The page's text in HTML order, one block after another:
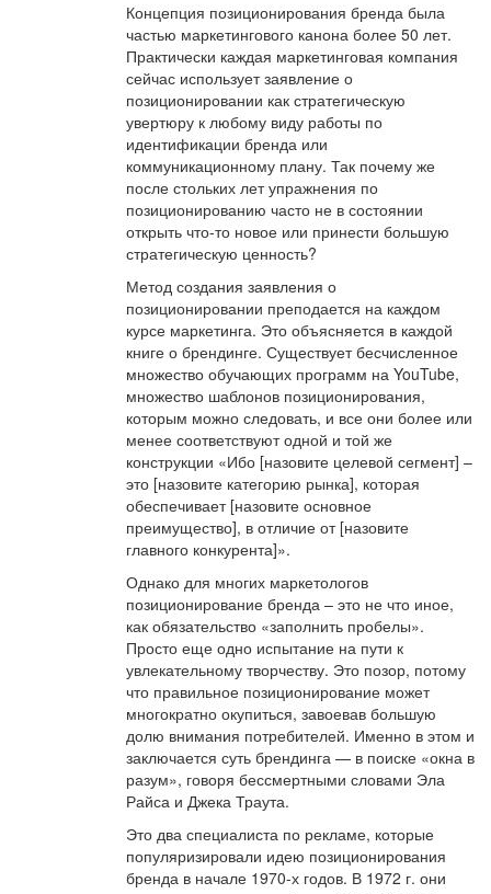
Концепция позиционирования бренда была
частью маркетингового канона более 50 лет.
Практически каждая маркетинговая компания
сейчас использует заявление о
позиционировании как стратегическую
увертюру к любому виду работы по
идентификации бренда или
коммуникационному плану. Так почему же
после стольких лет упражнения по
позиционированию часто не в состоянии
открыть что-то новое или принести большую
стратегическую ценность?
Метод создания заявления о
позиционировании преподается на каждом
курсе маркетинга. Это объясняется в каждой
книге о брендинге. Существует бесчисленное
множество обучающих программ на YouTube,
множество шаблонов позиционирования,
которым можно следовать, и все они более или
менее соответствуют одной и той же
конструкции «Ибо [назовите целевой сегмент] –
это [назовите категорию рынка], которая
обеспечивает [назовите основное
преимущество], в отличие от [назовите
главного конкурента]».
Однако для многих маркетологов
позиционирование бренда – это не что иное,
как обязательство «заполнить пробелы».
Просто еще одно испытание на пути к
увлекательному творчеству. Это позор, потому
что правильное позиционирование может
многократно окупиться, завоевав большую
долю внимания потребителей. Именно в этом и
заключается суть брендинга — в поиске «окна в
разум», говоря бессмертными словами Эла
Райса и Джека Траута.
Это два специалиста по рекламе, которые
популяризировали идею позиционирования
бренда в начале 1970-х годов. В 1972 г. они